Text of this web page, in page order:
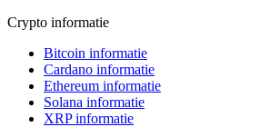
Crypto informatie
Bitcoin informatie
Cardano informatie
Ethereum informatie
Solana informatie
XRP informatie